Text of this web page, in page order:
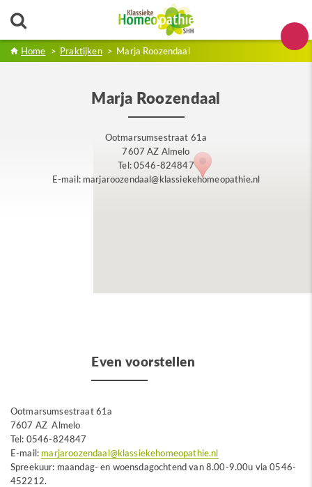
Home > Praktijken > Marja Roozendaal
Marja Roozendaal
Ootmarsumsestraat 61a
7607 AZ Almelo
Tel: 0546-824847
E-mail: marjaroozendaal@klassiekehomeopathie.nl
Even voorstellen
Ootmarsumsestraat 61a
7607 AZ Almelo
Tel: 0546-824847
E-mail:marjaroozendaal@klassiekehomeopathie.nl
Spreekuur: maandag- en woensdagochtend van 8.00-9.00u via 0546-
452212.